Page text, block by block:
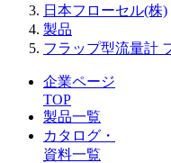
日本フローセル(株)
製品
フラップ型流量計
企業ページ
TOP
製品一覧
カタログ・
資料一覧